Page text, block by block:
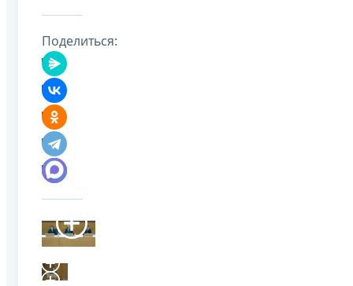
Поделиться: